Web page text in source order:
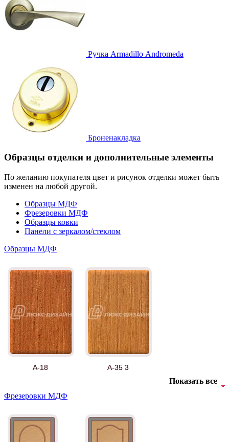
Ручка Armadillo Аndromeda
Броненакладка
Образцы отделки и дополнительные элементы
По желанию покупателя цвет и рисунок отделки может быть
изменен на любой другой.
Образцы МДФ
Фрезеровки МДФ
Образцы ковки
Панели с зеркалом/стеклом
Образцы МДФ
А-18 А-35 3
Показать все
Фрезеровки МДФ